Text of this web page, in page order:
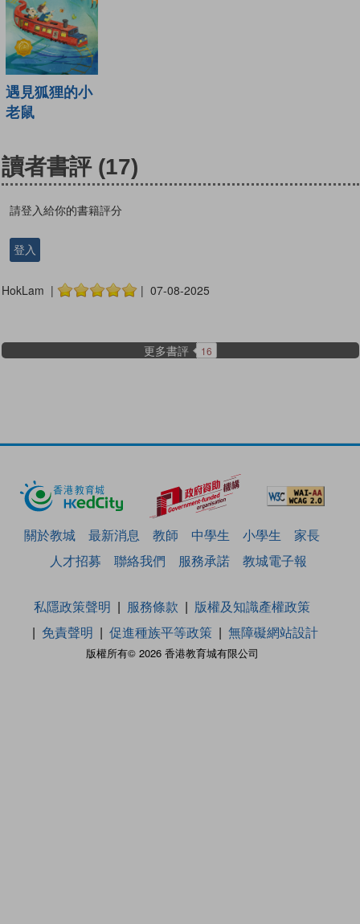
遇見狐狸的小
老鼠
讀者書評 (17)
請登入給你的書籍評分
登入
HokLam | | 07-08-2025
更多書評 16
關於教城 最新消息 教師 中學生 小學生
家長
人才招募
聯絡我們 服務承諾 教城電子報
版權所有© 2026 香港教育城有限公司
私隱政策聲明 服務條款
版權及知識產權政策
免責聲明
促進種族平等政策 無障礙網站設計